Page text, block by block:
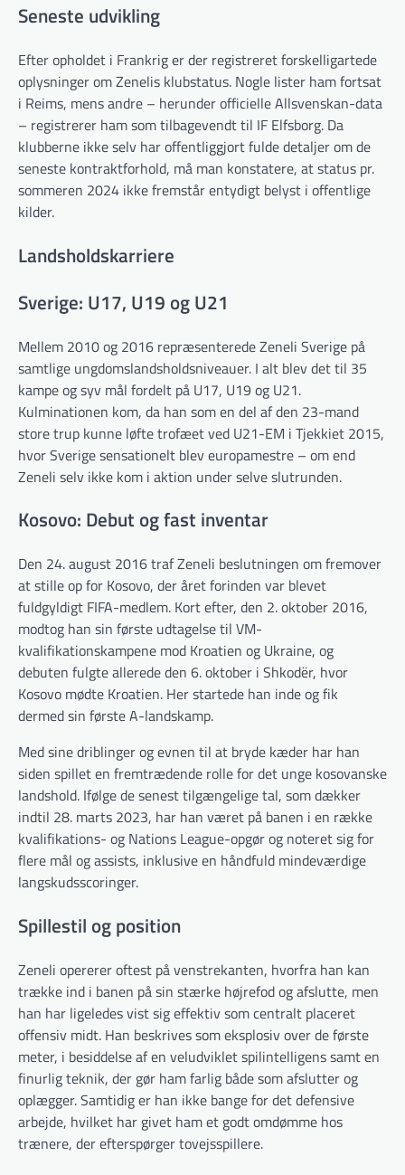
Seneste udvikling
Efter opholdet i Frankrig er der registreret forskelligartede
oplysninger om Zenelis klubstatus. Nogle lister ham fortsat
i Reims, mens andre – herunder officielle Allsvenskan-​data
– registrerer ham som tilbagevendt til IF Elfsborg. Da
klubberne ikke selv har offentliggjort fulde detaljer om de
seneste kontraktforhold, må man konstatere, at status pr.
sommeren 2024 ikke fremstår entydigt belyst i offentlige
kilder.
Landsholdskarriere
Sverige: U17, U19 og U21
Mellem 2010 og 2016 repræsenterede Zeneli Sverige på
samtlige ungdomslandsholdsniveauer. I alt blev det til 35
kampe og syv mål fordelt på U17, U19 og U21.
Kulminationen kom, da han som en del af den 23-mand
store trup kunne løfte trofæet ved U21-EM i Tjekkiet 2015,
hvor Sverige sensationelt blev europamestre – om end
Zeneli selv ikke kom i aktion under selve slutrunden.
Kosovo: Debut og fast inventar
Den 24. august 2016 traf Zeneli beslutningen om fremover
at stille op for Kosovo, der året forinden var blevet
fuldgyldigt FIFA-medlem. Kort efter, den 2. oktober 2016,
modtog han sin første udtagelse til VM-
kvalifikationskampene mod Kroatien og Ukraine, og
debuten fulgte allerede den 6. oktober i Shkodër, hvor
Kosovo mødte Kroatien. Her startede han inde og fik
dermed sin første A-landskamp.
Med sine driblinger og evnen til at bryde kæder har han
siden spillet en fremtrædende rolle for det unge kosovanske
landshold. Ifølge de senest tilgængelige tal, som dækker
indtil 28. marts 2023, har han været på banen i en række
kvalifikations- og Nations League-opgør og noteret sig for
flere mål og assists, inklusive en håndfuld mindeværdige
langskudsscoringer.
Spillestil og position
Zeneli opererer oftest på venstrekanten, hvorfra han kan
trække ind i banen på sin stærke højrefod og afslutte, men
han har ligeledes vist sig effektiv som centralt placeret
offensiv midt. Han beskrives som eksplosiv over de første
meter, i besiddelse af en veludviklet spilintelligens samt en
finurlig teknik, der gør ham farlig både som afslutter og
oplægger. Samtidig er han ikke bange for det defensive
arbejde, hvilket har givet ham et godt omdømme hos
trænere, der efterspørger tovejsspillere.